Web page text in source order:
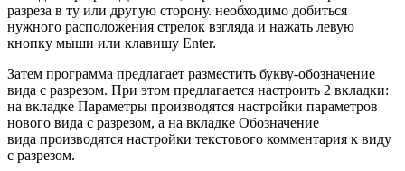
разреза в ту или другую сторону. необходимо добиться
нужного расположения стрелок взгляда и нажать левую
кнопку мыши или клавишу Enter.
Затем программа предлагает разместить букву-обозначение
вида с разрезом. При этом предлагается настроить 2 вкладки:
на вкладке Параметры производятся настройки параметров
нового вида с разрезом, а на вкладке Обозначение
вида производятся настройки текстового комментария к виду
с разрезом.